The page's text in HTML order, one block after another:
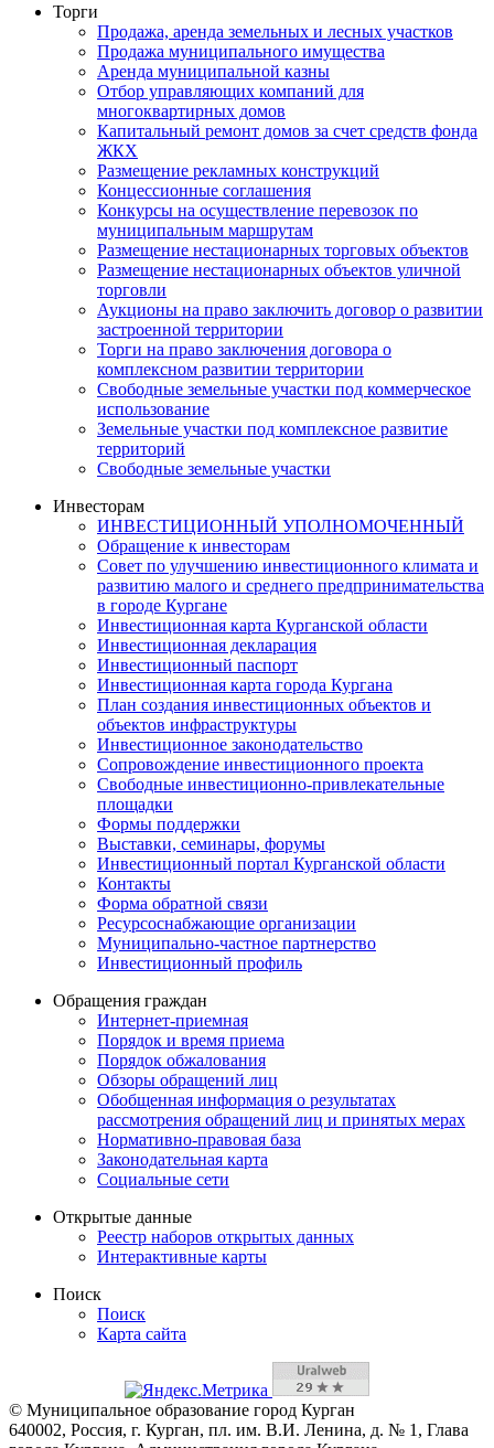
Торги
Продажа, аренда земельных и лесных участков
Продажа муниципального имущества
Аренда муниципальной казны
Отбор управляющих компаний для
многоквартирных домов
Капитальный ремонт домов за счет средств фонда
ЖКХ
Размещение рекламных конструкций
Концессионные соглашения
Конкурсы на осуществление перевозок по
муниципальным маршрутам
Размещение нестационарных торговых объектов
Размещение нестационарных объектов уличной
торговли
Аукционы на право заключить договор о развитии
застроенной территории
Торги на право заключения договора о
комплексном развитии территории
Свободные земельные участки под коммерческое
использование
Земельные участки под комплексное развитие
территорий
Свободные земельные участки
Инвесторам
ИНВЕСТИЦИОННЫЙ УПОЛНОМОЧЕННЫЙ
Обращение к инвесторам
Совет по улучшению инвестиционного климата и
развитию малого и среднего предпринимательства
в городе Кургане
Инвестиционная карта Курганской области
Инвестиционная декларация
Инвестиционный паспорт
Инвестиционная карта города Кургана
План создания инвестиционных объектов и
объектов инфраструктуры
Инвестиционное законодательство
Сопровождение инвестиционного проекта
Свободные инвестиционно-привлекательные
площадки
Формы поддержки
Выставки, семинары, форумы
Инвестиционный портал Курганской области
Контакты
Форма обратной связи
Ресурсоснабжающие организации
Муниципально-частное партнерство
Инвестиционный профиль
Обращения граждан
Интернет-приемная
Порядок и время приема
Порядок обжалования
Обзоры обращений лиц
Обобщенная информация о результатах
рассмотрения обращений лиц и принятых мерах
Нормативно-правовая база
Законодательная карта
Социальные сети
Открытые данные
Реестр наборов открытых данных
Интерактивные карты
Поиск
Поиск
Карта сайта
© Муниципальное образование город Курган
640002, Россия, г. Курган, пл. им. В.И. Ленина, д. № 1, Глава